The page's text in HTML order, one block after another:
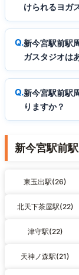
けられるヨガ
新今宮駅前駅
ガスタジオは
新今宮駅前駅
りますか？
新今宮駅前
東玉出駅(26)
北天下茶屋駅(22)
津守駅(22)
天神ノ森駅(21)